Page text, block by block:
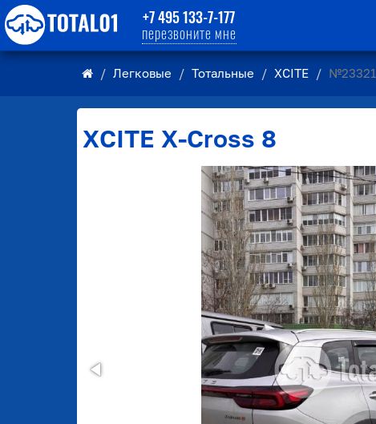
+7 495 133-7-177
перезвоните мне
Легковые Тотальные XCITE №23321
XCITE X-Cross 8